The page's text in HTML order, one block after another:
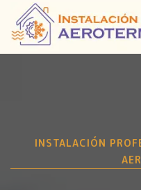
INSTALACIÓN